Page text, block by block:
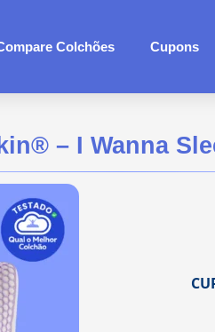
Colchões Cupons
– I Wanna